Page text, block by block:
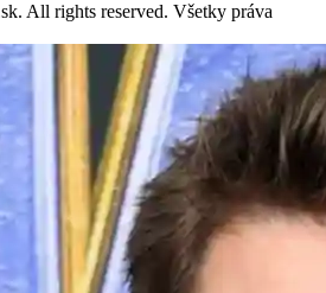
All rights reserved. Všetky práva